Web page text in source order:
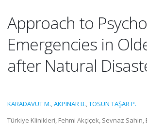
Approach to
Emergencies in
after Natural
KARADAVUT M.,AKPINAR B.,TOSUN TAŞAR P.
Türkiye Klinikleri, Fehmi Akçiçek, Sevnaz Sahin,